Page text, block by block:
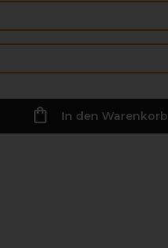
In den Warenkorb